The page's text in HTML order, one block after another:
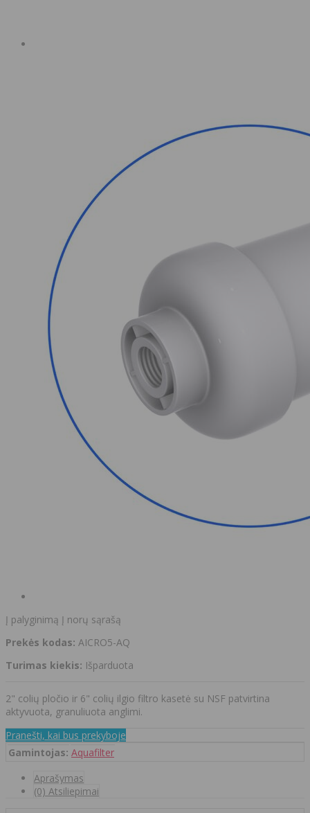
Į palyginimą Į norų sąrašą
Prekės kodas: AICRO5-AQ
Turimas kiekis: Išparduota
2" colių pločio ir 6" colių ilgio filtro kasetė su NSF patvirtina
aktyvuota, granuliuota anglimi.
Pranešti, kai bus prekyboje
Gamintojas: Aquafilter
Aprašymas
(0) Atsiliepimai